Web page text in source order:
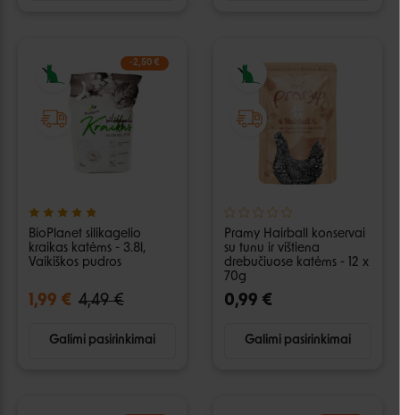
-2,50 €
BioPlanet silikagelio
kraikas katėms - 3.8l,
Vaikiškos pudros
1,99 € 4,49 €
Galimi pasirinkimai
Pramy Hairball konservai
su tunu ir vištiena
drebučiuose katėms - 12 x
70g
0,99 €
Galimi pasirinkimai